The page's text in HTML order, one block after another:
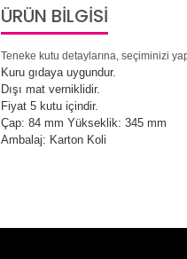
ÜRÜN BİLGİSİ
Teneke kutu detaylarına, seçiminizi
Kuru gıdaya uygundur.
Dışı mat verniklidir.
Fiyat 5 kutu içindir.
Çap: 84 mm Yükseklik: 345 mm
Ambalaj: Karton Koli